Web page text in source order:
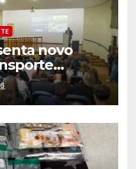
novo
para um
e